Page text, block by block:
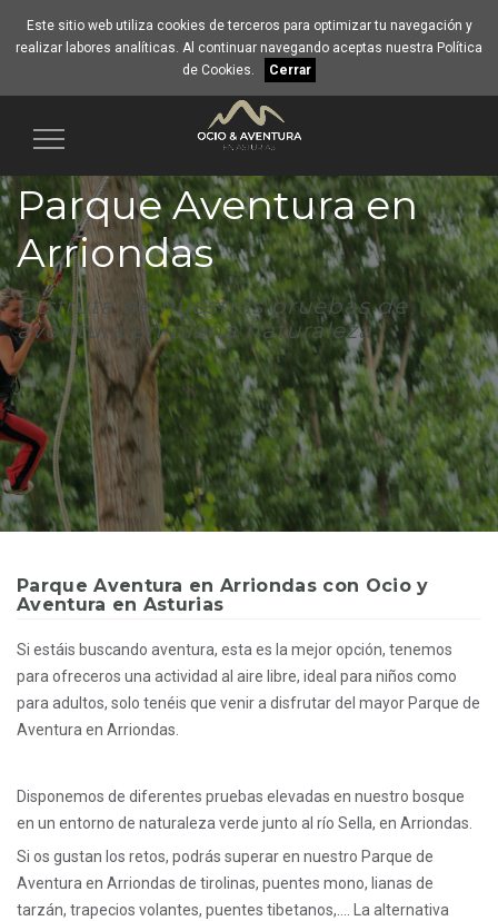
Navegación
Este sitio web utiliza cookies de terceros para optimizar tu navegación y
realizar labores analíticas. Al continuar navegando aceptas nuestra Política
de Cookies. Cerrar
Parque Aventura en
Arriondas
Disfruta de nuestras pruebas de
aventura en plena naturaleza
Parque Aventura en Arriondas con Ocio y
Aventura en Asturias
Si estáis buscando aventura, esta es la mejor opción, tenemos
para ofreceros una actividad al aire libre, ideal para niños como
para adultos, solo tenéis que venir a disfrutar del mayor Parque de
Aventura en Arriondas.
Disponemos de diferentes pruebas elevadas en nuestro bosque
en un entorno de naturaleza verde junto al río Sella, en Arriondas.
Si os gustan los retos, podrás superar en nuestro Parque de
Aventura en Arriondas de tirolinas, puentes mono, lianas de
tarzán, trapecios volantes, puentes tibetanos,…. La alternativa